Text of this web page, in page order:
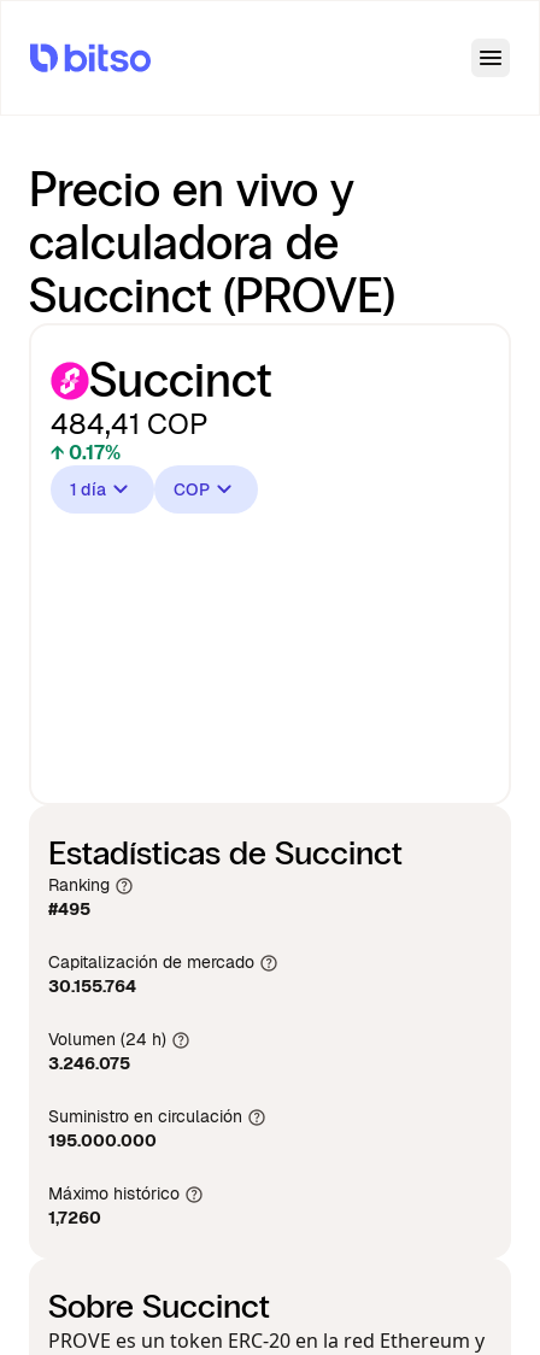
Precio en vivo y
calculadora de
Succinct (PROVE)
Succinct
484,41 COP
↑ 0.17%
1 día COP
Estadísticas de Succinct
Ranking
#495
Capitalización de mercado
30.155.764
Volumen (24 h)
3.246.075
Suministro en circulación
195.000.000
Máximo histórico
1,7260
Sobre Succinct
PROVE es un token ERC-20 en la red Ethereum y